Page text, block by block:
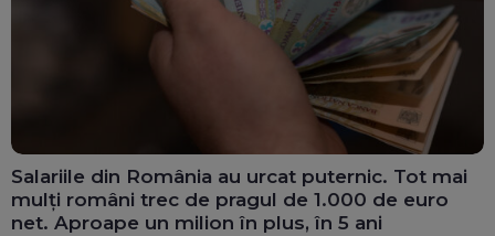
Salariile din România au urcat puternic. Tot mai
mulți români trec de pragul de 1.000 de euro
net. Aproape un milion în plus, în 5 ani